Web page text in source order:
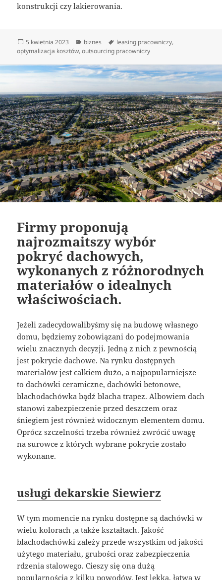
konstrukcji czy lakierowania.
Data
publikacji
5 kwietnia 2023 Kategorie
biznes Tagi
leasing pracowniczy,
optymalizacja kosztów,outsourcing pracowniczy
Firmy proponują
najrozmaitszy wybór
pokryć dachowych,
wykonanych z różnorodnych
materiałów o idealnych
właściwościach.
Jeżeli zadecydowalibyśmy się na budowę własnego
domu, będziemy zobowiązani do podejmowania
wielu znacznych decyzji. Jedną z nich z pewnością
jest pokrycie dachowe. Na rynku dostępnych
materiałów jest całkiem dużo, a najpopularniejsze
to dachówki ceramiczne, dachówki betonowe,
blachodachówka bądź blacha trapez. Albowiem dach
stanowi zabezpieczenie przed deszczem oraz
śniegiem jest również widocznym elementem domu.
Oprócz szczelności trzeba również zwrócić uwagę
na surowce z których wybrane pokrycie zostało
wykonane.
usługi dekarskie Siewierz
W tym momencie na rynku dostępne są dachówki w
wielu kolorach ,a także kształtach. Jakość
blachodachówki zależy przede wszystkim od jakości
użytego materiału, grubości oraz zabezpieczenia
rdzenia stalowego. Cieszy się ona dużą
popularnością z kilku powodów. Jest lekka, łatwa w